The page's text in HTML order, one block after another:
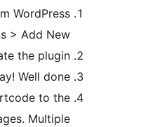
Install plugin from WordPress
menu Plugins > Add New
Activate the plugin
Yay! Well done.
Insert your shortcode to the
post, or pages. Multiple